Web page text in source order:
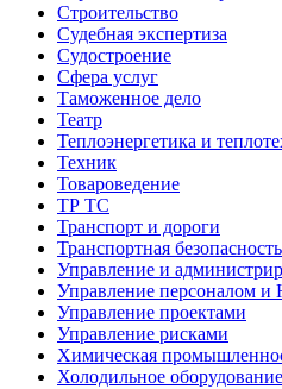
Строительство
Судебная экспертиза
Судостроение
Сфера услуг
Таможенное дело
Театр
Теплоэнергетика и
Техник
Товароведение
ТР ТС
Транспорт и дороги
Транспортная безопасность
Управление и
Управление персоналом и
Управление проектами
Управление рисками
Химическая
Холодильное оборудование